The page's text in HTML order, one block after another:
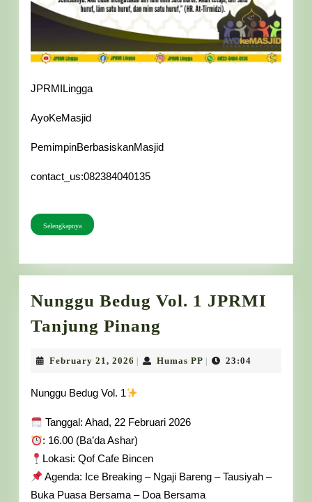
JPRMILingga
AyoKeMasjid
PemimpinBerbasiskanMasjid
contact_us:082384040135
Selengkapnya
Selengkapnya
Nunggu Bedug Vol. 1 JPRMI
Tanjung Pinang
Vol.
Tanjung
February 21, 2026 FebruaryHumas PPHumas23:04
Nunggu Bedug Vol. 1
Tanggal: Ahad, 22 Februari 2026
: 16.00 (Ba’da Ashar)
Lokasi: Qof Cafe Bincen
Agenda: Ice Breaking – Ngaji Bareng – Tausiyah –
Buka Puasa Bersama – Doa Bersama